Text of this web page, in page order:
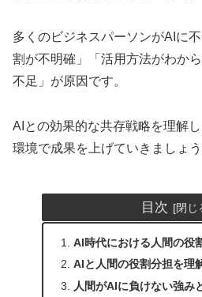
多くのビジネスパーソンがAIに
割が不明確」「活用方法がわか
不足」が原因です。
AIとの効果的な共存戦略を理解
環境で成果を上げていきましょう
目次
AI時代における人間の役
AIと人間の役割分担を理
人間がAIに負けない強み